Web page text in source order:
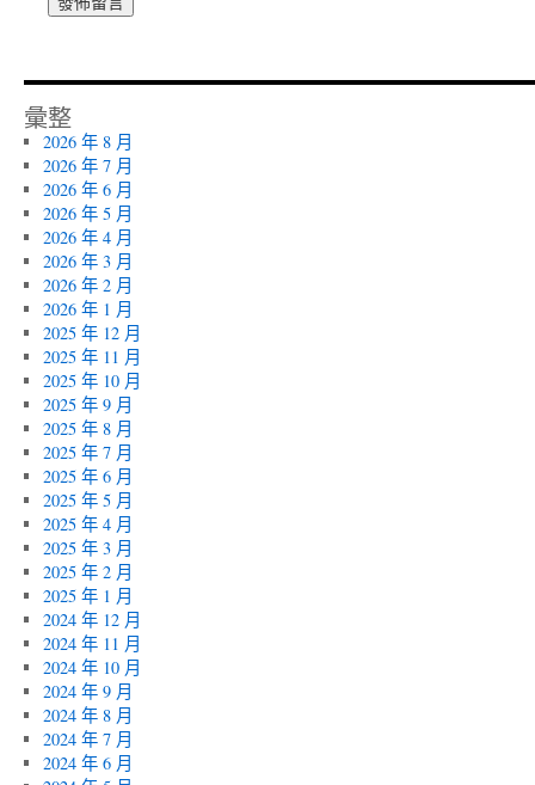
彙整
2026 年 8 月
2026 年 7 月
2026 年 6 月
2026 年 5 月
2026 年 4 月
2026 年 3 月
2026 年 2 月
2026 年 1 月
2025 年 12 月
2025 年 11 月
2025 年 10 月
2025 年 9 月
2025 年 8 月
2025 年 7 月
2025 年 6 月
2025 年 5 月
2025 年 4 月
2025 年 3 月
2025 年 2 月
2025 年 1 月
2024 年 12 月
2024 年 11 月
2024 年 10 月
2024 年 9 月
2024 年 8 月
2024 年 7 月
2024 年 6 月